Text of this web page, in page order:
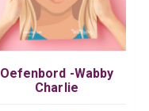
Oefenbord -Wabby
Charlie